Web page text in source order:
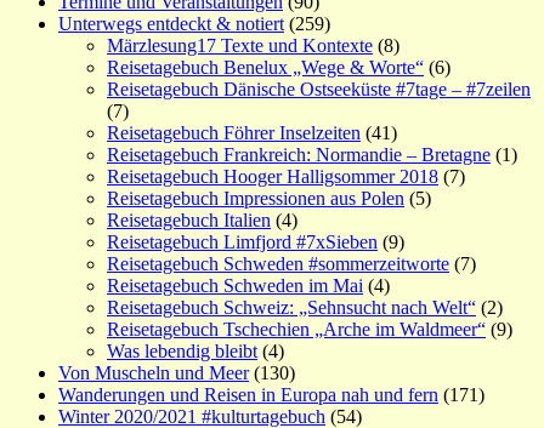
Unterwegs entdeckt & notiert (259)
Märzlesung17 Texte und Kontexte (8)
Reisetagebuch Benelux „Wege & Worte“ (6)
Reisetagebuch Dänische Ostseeküste #7tage – #7zeilen
(7)
Reisetagebuch Föhrer Inselzeiten (41)
Reisetagebuch Frankreich: Normandie – Bretagne (1)
Reisetagebuch Hooger Halligsommer 2018 (7)
Reisetagebuch Impressionen aus Polen (5)
Reisetagebuch Italien (4)
Reisetagebuch Limfjord #7xSieben (9)
Reisetagebuch Schweden #sommerzeitworte (7)
Reisetagebuch Schweden im Mai (4)
Reisetagebuch Schweiz: „Sehnsucht nach Welt“ (2)
Reisetagebuch Tschechien „Arche im Waldmeer“ (9)
Was lebendig bleibt (4)
Von Muscheln und Meer(130)
Wanderungen und Reisen in Europa nah und fern (171)
Winter 2020/2021 #kulturtagebuch (54)